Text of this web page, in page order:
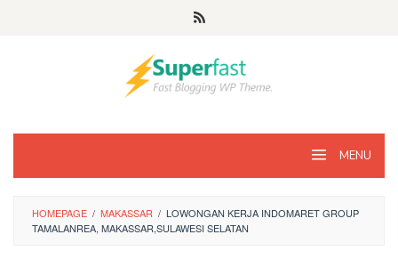
MENU
HOMEPAGE / MAKASSAR / LOWONGAN KERJA INDOMARET GROUP
TAMALANREA, MAKASSAR,SULAWESI SELATAN